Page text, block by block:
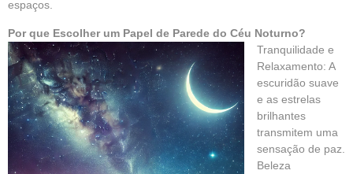
espaços.
Por que Escolher um Papel de Parede do Céu Noturno?
Tranquilidade e
Relaxamento: A
escuridão suave
e as estrelas
brilhantes
transmitem uma
sensação de paz.
Beleza